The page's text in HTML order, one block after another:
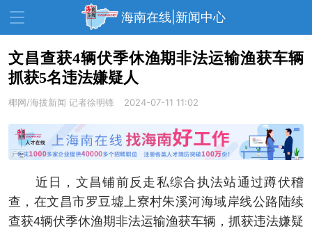
海南在线|新闻中心
资讯中心 热点
教育 健康 房产
生活 演出 活动
展会 走读海南 周末去哪儿
文昌查获4辆伏季休渔期非法运输渔获车辆
抓获5名违法嫌疑人
椰网/海拔新闻 记者徐明锋 2024-07-11 11:02
近日，文昌铺前反走私综合执法站通过蹲伏稽
查，在文昌市罗豆墟上寮村朱溪河海域岸线公路陆续
查获4辆伏季休渔期非法运输渔获车辆，抓获违法嫌疑